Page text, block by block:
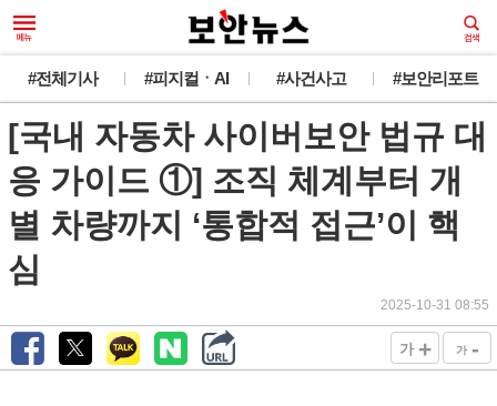
#전체기사 #피지컬ㆍAI #사건사고 #보안리포트
[국내 자동차 사이버보안 법규 대
응 가이드 ①] 조직 체계부터 개
별 차량까지 ‘통합적 접근’이 핵
심
2025-10-31 08:55
가 + 가 -